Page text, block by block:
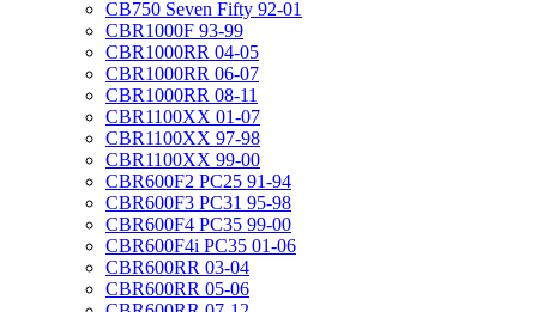
CB750 Seven Fifty 92-01
CBR1000F 93-99
CBR1000RR 04-05
CBR1000RR 06-07
CBR1000RR 08-11
CBR1100XX 01-07
CBR1100XX 97-98
CBR1100XX 99-00
CBR600F2 PC25 91-94
CBR600F3 PC31 95-98
CBR600F4 PC35 99-00
CBR600F4i PC35 01-06
CBR600RR 03-04
CBR600RR 05-06